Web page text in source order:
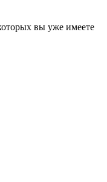
вы уже имеете